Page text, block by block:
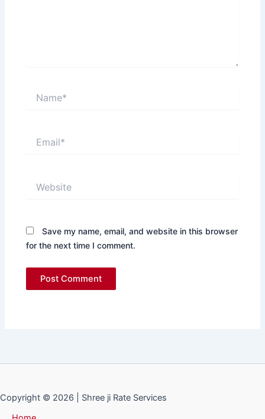
Save my name, email, and website in this browser
for the next time I comment.
Copyright © 2026 | Shree ji Rate Services